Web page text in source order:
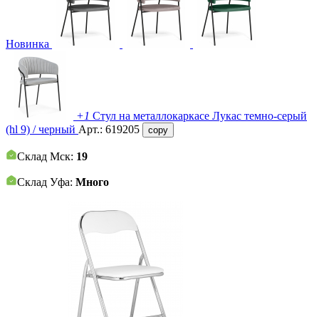
Новинка
+1 Стул на металлокаркасе Лукас темно-серый
(hl 9) / черный Арт.: 619205 copy
Склад Мск: 19
Склад Уфа: Много